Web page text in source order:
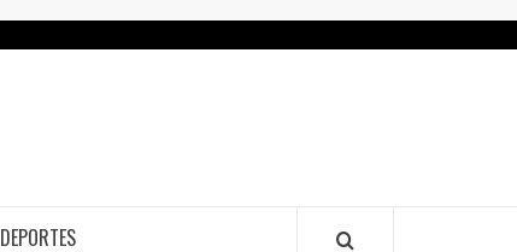
DEPORTES